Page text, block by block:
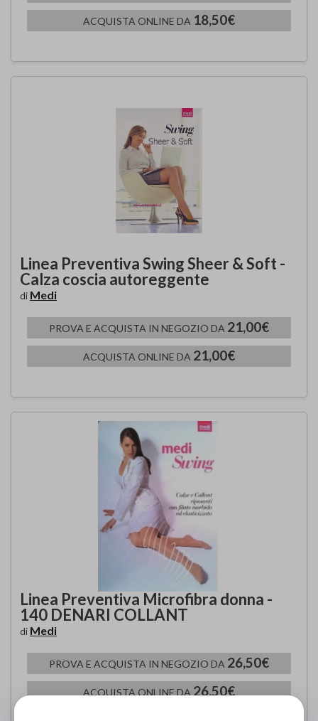
ACQUISTA ONLINE DA 18,50€
Linea Preventiva Swing Sheer & Soft -
Calza coscia autoreggente
di Medi
PROVA E ACQUISTA IN NEGOZIO DA 21,00€
ACQUISTA ONLINE DA 21,00€
Linea Preventiva Microfibra donna -
140 DENARI COLLANT
di Medi
PROVA E ACQUISTA IN NEGOZIO DA 26,50€
ACQUISTA ONLINE DA 26,50€